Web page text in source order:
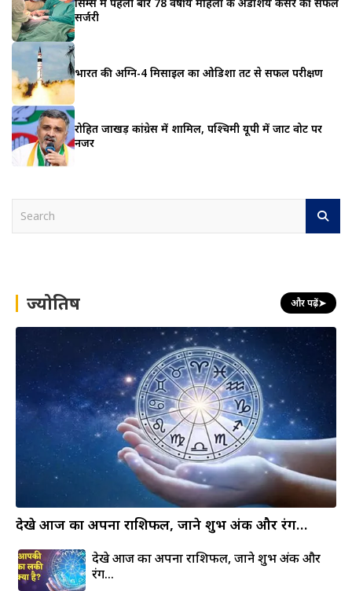
सर्जरी
भारत की अग्नि-4 मिसाइल का ओडिशा तट से सफल परीक्षण
रोहित जाखड़ कांग्रेस में शामिल, पश्चिमी यूपी में जाट वोट पर
नजर
h ज्योतिष और पढ़ें➤
देखे आज का अपना राशिफल, जाने शुभ अंक और रंग…
देखे आज का अपना राशिफल, जाने शुभ अंक और
रंग…